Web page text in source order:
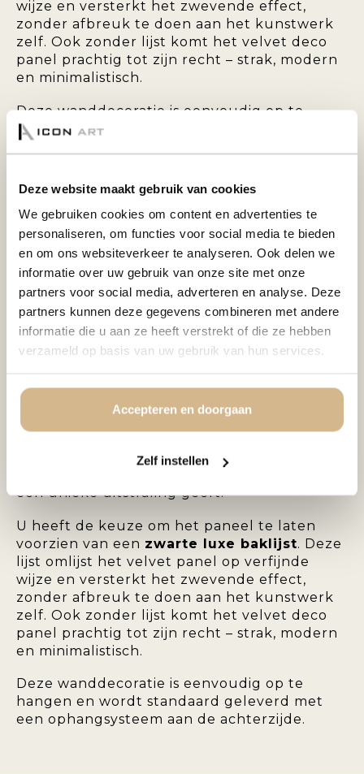
Deze website maakt gebruik van cookies
We gebruiken cookies om content en advertenties te
personaliseren, om functies voor social media te bieden
en om ons websiteverkeer te analyseren. Ook delen we
informatie over uw gebruik van onze site met onze
partners voor social media, adverteren en analyse. Deze
partners kunnen deze gegevens combineren met andere
informatie die u aan ze heeft verstrekt of die ze hebben
verzameld op basis van uw gebruik van hun services.
Accepteren en doorgaan
Zelf instellen
wijze en versterkt het zwevende effect,
zonder afbreuk te doen aan het kunstwerk
zelf. Ook zonder lijst komt het velvet deco
panel prachtig tot zijn recht – strak, modern
en minimalistisch.
Deze wanddecoratie is eenvoudig op te
hangen en wordt standaard geleverd met
VELVET DECO PANEL MET BAKLIJST:
Breng warmte en elegantie in uw
interieur met een velvet deco panel.
Deze bijzondere wanddecoratie
onderscheidt zich door de zachte,
fluweelachtige toplaag die zorgt voor een
luxe uitstraling en een subtiele glans. De
velvet afwerking geeft het kunstwerk diepte
blikvanger aan de muur.
Het velvet deco panel
is een stijlvolle keuze
interieurs. De kleuren komen extra intens en
een unieke uitstraling geeft.
U heeft de keuze om het paneel te laten
voorzien van een zwarte luxe baklijst. Deze
lijst omlijst het velvet panel op verfijnde
wijze en versterkt het zwevende effect,
zonder afbreuk te doen aan het kunstwerk
zelf. Ook zonder lijst komt het velvet deco
panel prachtig tot zijn recht – strak, modern
en minimalistisch.
Deze wanddecoratie is eenvoudig op te
hangen en wordt standaard geleverd met
een ophangsysteem aan de achterzijde.